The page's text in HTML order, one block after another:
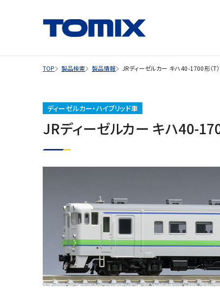
TOP 製品検索 製品情報 JRディーゼルカー キハ40-1700形（T）
ディーゼルカー・ハイブリッド車
JRディーゼルカー キハ40-